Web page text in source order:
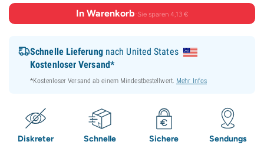
In Warenkorb·Sie sparen 4,13 €
Schnelle Lieferungnach United States
Kostenloser Versand*
*Kostenloser Versand ab einem Mindestbestellwert. Mehr Infos
Diskreter
Schnelle
Sichere
Sendungs